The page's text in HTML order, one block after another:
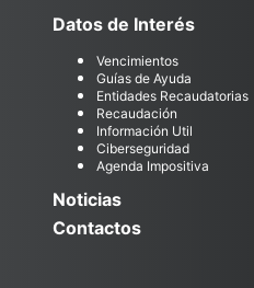
Datos de Interés
Vencimientos
Guías de Ayuda
Entidades Recaudatorias
Recaudación
Información Util
Ciberseguridad
Agenda Impositiva
Noticias
Contactos